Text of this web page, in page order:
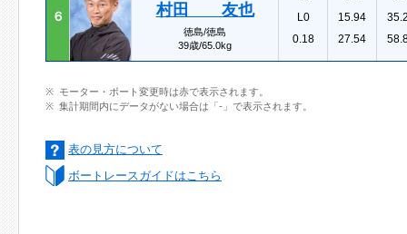
６ 村田 友也
徳島/徳島
39歳/65.0kg
L0
0.18
15.94
27.54
モーター・ボート変更時は赤で表示されます。
集計期間内にデータがない場合は「-」で表示されます。
表の見方について
ボートレースガイドはこちら